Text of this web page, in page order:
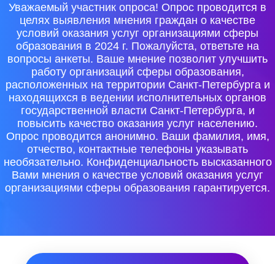
Уважаемый участник опроса! Опрос проводится в
целях выявления мнения граждан о качестве
условий оказания услуг организациями сферы
образования в 2024 г. Пожалуйста, ответьте на
вопросы анкеты. Ваше мнение позволит улучшить
работу организаций сферы образования,
расположенных на территории Санкт-Петербурга и
находящихся в ведении исполнительных органов
государственной власти Санкт-Петербурга, и
повысить качество оказания услуг населению.
Опрос проводится анонимно. Ваши фамилия, имя,
отчество, контактные телефоны указывать
необязательно. Конфиденциальность высказанного
Вами мнения о качестве условий оказания услуг
организациями сферы образования гарантируется.